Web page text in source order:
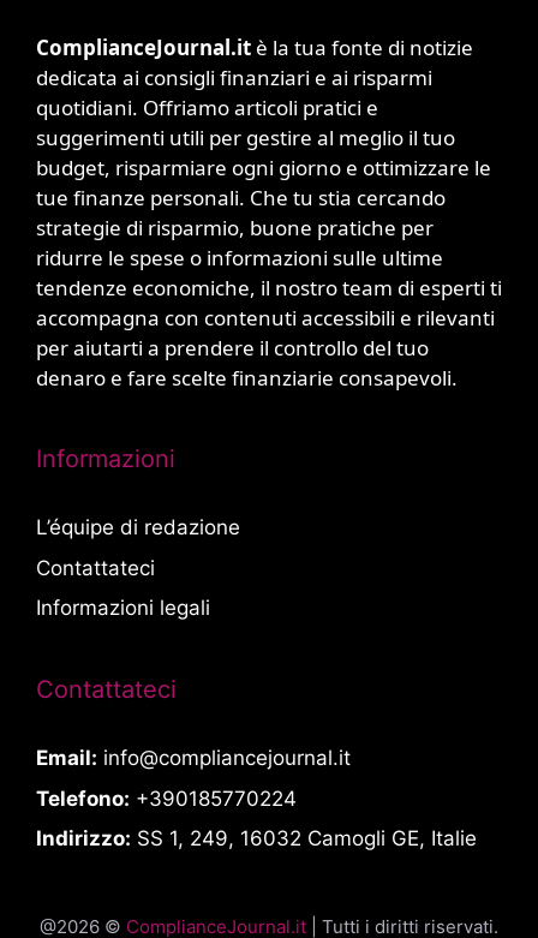
ComplianceJournal.it è la tua fonte di notizie
dedicata ai consigli finanziari e ai risparmi
quotidiani. Offriamo articoli pratici e
suggerimenti utili per gestire al meglio il tuo
budget, risparmiare ogni giorno e ottimizzare le
tue finanze personali. Che tu stia cercando
strategie di risparmio, buone pratiche per
ridurre le spese o informazioni sulle ultime
tendenze economiche, il nostro team di esperti ti
accompagna con contenuti accessibili e rilevanti
per aiutarti a prendere il controllo del tuo
denaro e fare scelte finanziarie consapevoli.
Informazioni
L’équipe di redazione
Contattateci
Informazioni legali
Contattateci
Email: info@compliancejournal.it
Telefono: +390185770224
Indirizzo: SS 1, 249, 16032 Camogli GE, Italie
@2026 © ComplianceJournal.it | Tutti i diritti riservati.